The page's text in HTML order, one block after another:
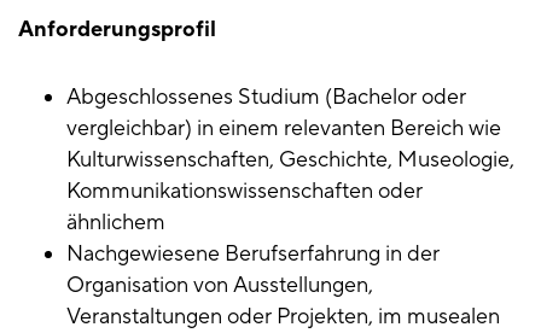
Anforderungsprofil
Abgeschlossenes Studium (Bachelor oder
vergleichbar) in einem relevanten Bereich wie
Kulturwissenschaften, Geschichte, Museologie,
Kommunikationswissenschaften oder
ähnlichem
Nachgewiesene Berufserfahrung in der
Organisation von Ausstellungen,
Veranstaltungen oder Projekten, im musealen